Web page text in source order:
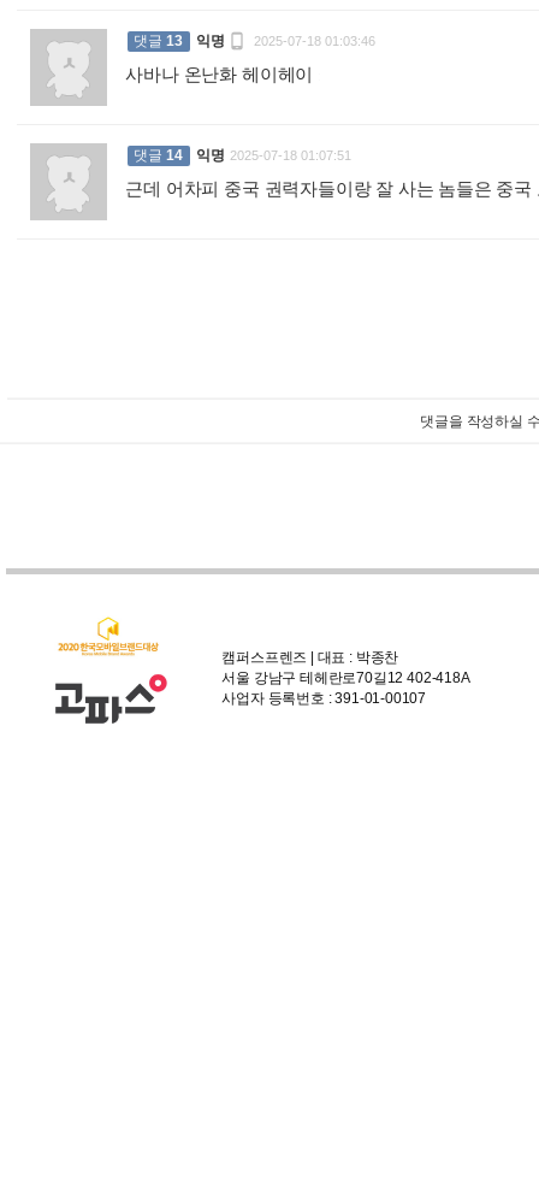
댓글 13 익명  2025-07-18 01:03:46
사바나 온난화 헤이헤이
댓글 14 익명 2025-07-18 01:07:51
근데 어차피 중국 권력자들이랑 잘 사는 놈들은 중
댓글을 작성하실
캠퍼스프렌즈 | 대표 : 박종찬
서울 강남구 테헤란로70길12 402-418A
사업자 등록번호 : 391-01-00107